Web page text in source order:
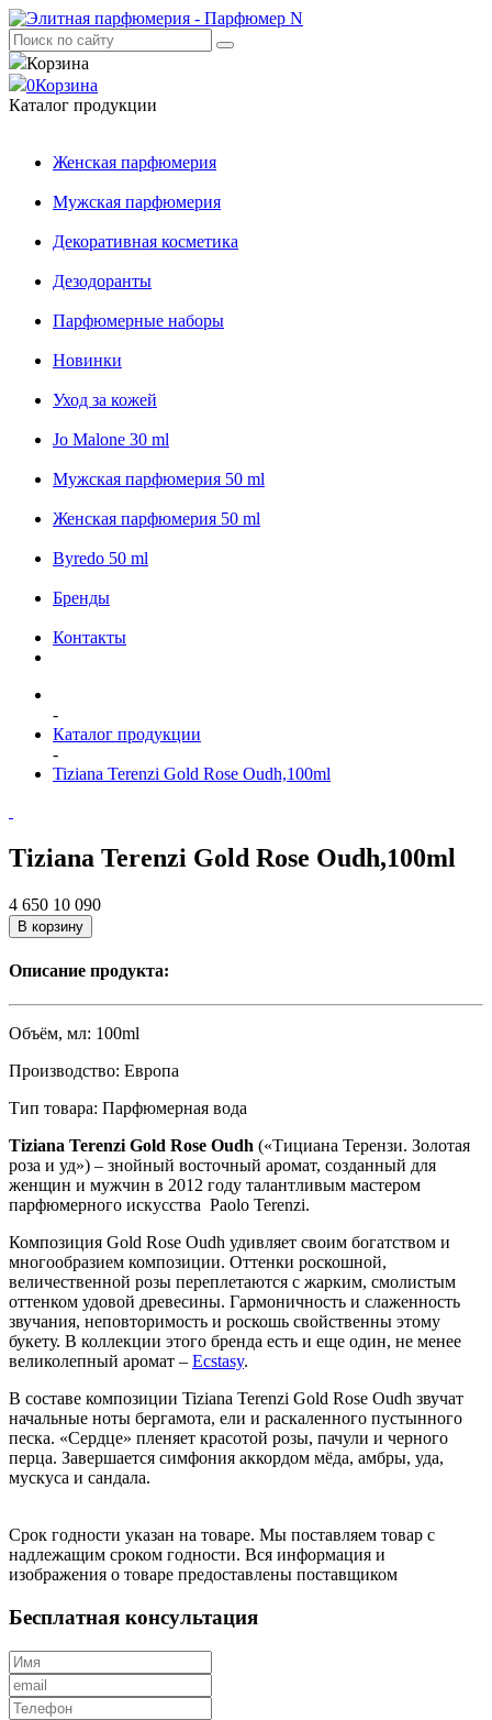
Корзина
0Корзина
Каталог продукции
Женская парфюмерия
Мужская парфюмерия
Декоративная косметика
Дезодоранты
Парфюмерные наборы
Новинки
Уход за кожей
Jo Malone 30 ml
Мужская парфюмерия 50 ml
Женская парфюмерия 50 ml
Byredo 50 ml
Бренды
Контакты
-
Каталог продукции
-
Tiziana Terenzi Gold Rose Oudh,100ml
Tiziana Terenzi Gold Rose Oudh,100ml
4 650 10 090
В корзину
Описание продукта:
Объём, мл: 100ml
Производство: Европа
Тип товара: Парфюмерная вода
Tiziana Terenzi Gold Rose Oudh («Тициана Терензи. Золотая
роза и уд») – знойный восточный аромат, созданный для
женщин и мужчин в 2012 году талантливым мастером
парфюмерного искусства Paolo Terenzi.
Композиция Gold Rose Oudh удивляет своим богатством и
многообразием композиции. Оттенки роскошной,
величественной розы переплетаются с жарким, смолистым
оттенком удовой древесины. Гармоничность и слаженность
звучания, неповторимость и роскошь свойственны этому
букету. В коллекции этого бренда есть и еще один, не менее
великолепный аромат – Ecstasy.
В составе композиции Tiziana Terenzi Gold Rose Oudh звучат
начальные ноты бергамота, ели и раскаленного пустынного
песка. «Сердце» пленяет красотой розы, пачули и черного
перца. Завершается симфония аккордом мёда, амбры, уда,
мускуса и сандала.
Срок годности указан на товаре. Мы поставляем товар с
надлежащим сроком годности. Вся информация и
изображения о товаре предоставлены поставщиком
Бесплатная консультация